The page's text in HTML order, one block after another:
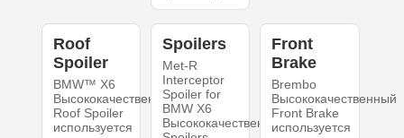
Roof
Spoiler
BMW™ X6
Высококачественный
Roof Spoiler
используется
Spoilers
Met-R
Interceptor
Spoiler for
BMW X6
Высококачественный
Front
Brake
Brembo
Высококачественный
Front Brake
используется